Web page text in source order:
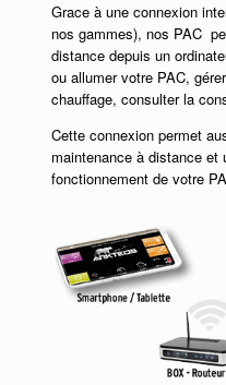
Grace à une connexion
nos gammes), nos PAC
distance depuis un
ou allumer votre PAC,
chauffage, consulter la
Cette connexion permet
maintenance à distance
fonctionnement de votre